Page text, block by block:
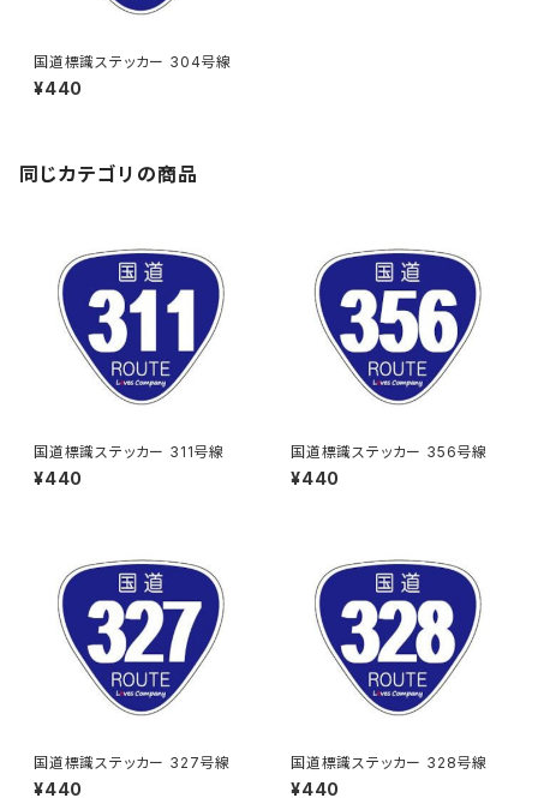
国道標識ステッカー 304号線
¥440
同じカテゴリの商品
国道標識ステッカー 311号線
¥440
国道標識ステッカー 356号線
¥440
国道標識ステッカー 327号線
¥440
国道標識ステッカー 328号線
¥440